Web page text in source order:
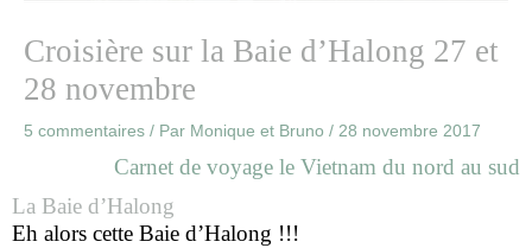
Croisière sur la Baie d’Halong 27 et
28 novembre
5 commentaires / Par Monique et Bruno / 28 novembre 2017
Carnet de voyage le Vietnam du nord au sud
La Baie d’Halong
Eh alors cette Baie d’Halong !!!